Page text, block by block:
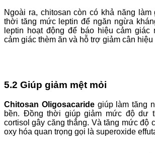
Ngoài ra, chitosan còn có khả năng làm
thời tăng mức leptin để ngăn ngừa
leptin hoạt động để báo hiệu cảm giác
cảm giác thèm ăn và hỗ trợ giảm cân hiệu
5.2 Giúp giảm mệt mỏi
Chitosan Oligosacaridegiúp làm tăng
bền. Đồng thời giúp giảm mức độ dư
cortisol gây căng thẳng. Và tăng mức độ
oxy hóa quan trọng gọi là superoxide